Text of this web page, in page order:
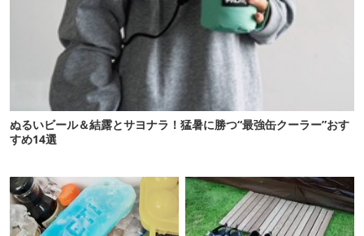
ぬるいビール＆結露とサヨナラ！猛暑に勝つ“最強缶クーラー”おす
すめ14選